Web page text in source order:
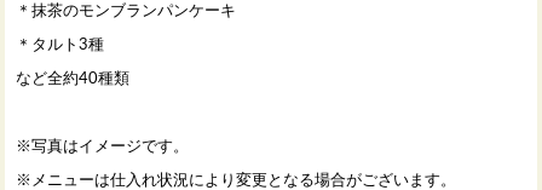
＊抹茶のモンブランパンケーキ
＊タルト3種
など全約40種類
※写真はイメージです。
※メニューは仕入れ状況により変更となる場合がございます。